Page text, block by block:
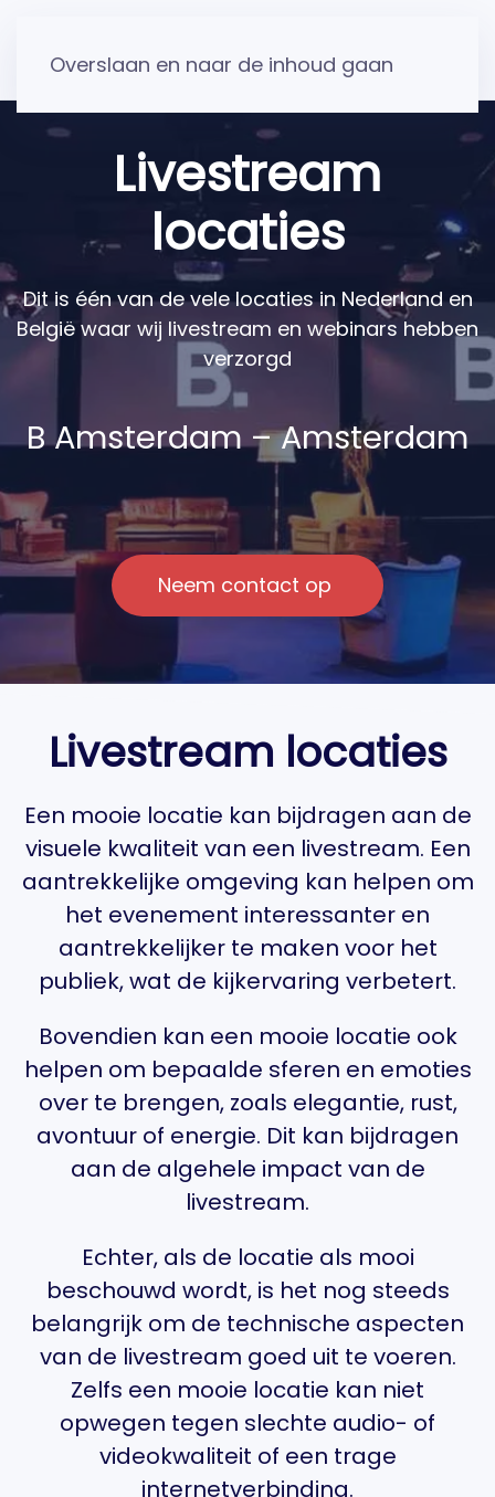
Overslaan en naar de inhoud gaan
Livestream
locaties
Dit is één van de vele locaties in Nederland en
België waar wij livestream en webinars hebben
verzorgd
B Amsterdam – Amsterdam
Neem contact op
Livestream locaties
Een mooie locatie kan bijdragen aan de
visuele kwaliteit van een livestream. Een
aantrekkelijke omgeving kan helpen om
het evenement interessanter en
aantrekkelijker te maken voor het
publiek, wat de kijkervaring verbetert.
Bovendien kan een mooie locatie ook
helpen om bepaalde sferen en emoties
over te brengen, zoals elegantie, rust,
avontuur of energie. Dit kan bijdragen
aan de algehele impact van de
livestream.
Echter, als de locatie als mooi
beschouwd wordt, is het nog steeds
belangrijk om de technische aspecten
van de livestream goed uit te voeren.
Zelfs een mooie locatie kan niet
opwegen tegen slechte audio- of
videokwaliteit of een trage
internetverbinding.